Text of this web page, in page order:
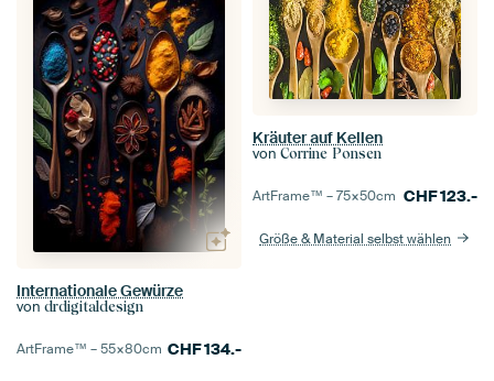
Internationale Gewürze
von drdigitaldesign
ArtFrame™ –55×80cm CHF134.-
Kräuter auf Kellen
von Corrine Ponsen
ArtFrame™ –75×50cm CHF123.-
Größe & Material selbst wählen